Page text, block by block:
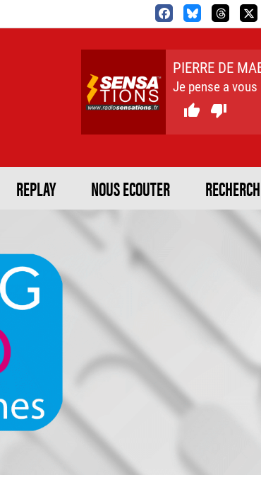
PIERRE DE
Je pense a vous
 
REPLAY NOUS ECOUTER